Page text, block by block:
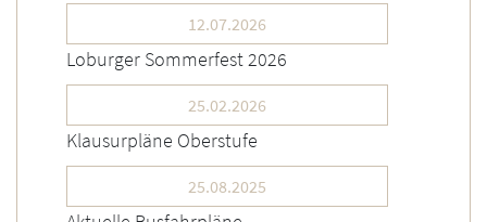
12.07.2026
Loburger Sommerfest 2026
25.02.2026
Klausurpläne Oberstufe
25.08.2025